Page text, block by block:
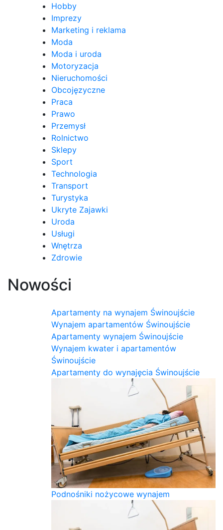
Hobby
Imprezy
Marketing i reklama
Moda
Moda i uroda
Motoryzacja
Nieruchomości
Obcojęzyczne
Praca
Prawo
Przemysł
Rolnictwo
Sklepy
Sport
Technologia
Transport
Turystyka
Ukryte Zajawki
Uroda
Usługi
Wnętrza
Zdrowie
Nowości
Apartamenty na wynajem Świnoujście
Wynajem apartamentów Świnoujście
Apartamenty wynajem Świnoujście
Wynajem kwater i apartamentów
Świnoujście
Apartamenty do wynajęcia Świnoujście
Podnośniki nożycowe wynajem